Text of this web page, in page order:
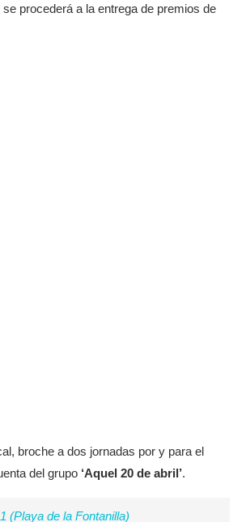
procederá a la entrega de premios de
broche a dos jornadas por y para el
del grupo ‘Aquel 20 de abril’.
(Playa de la Fontanilla)